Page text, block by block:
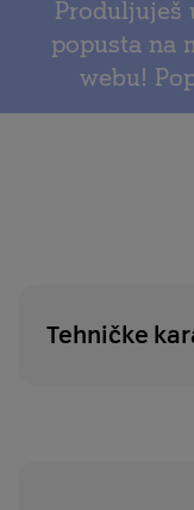
na
povrat
u
provjeru
proizvoda
Produljuješ
popusta na
webu!
Tehničke